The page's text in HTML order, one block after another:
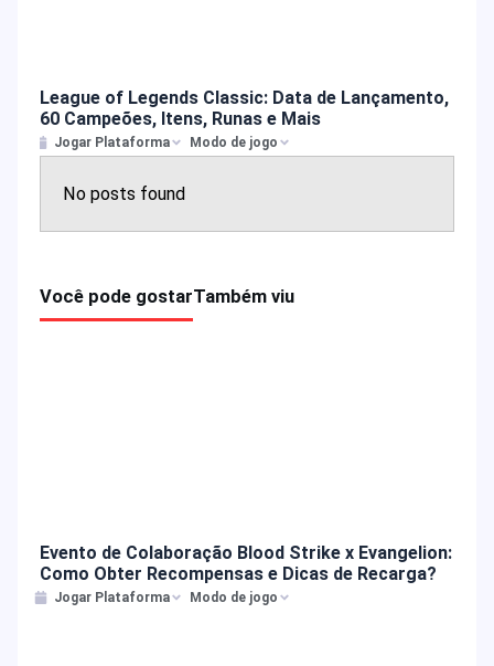
League of Legends Classic: Data de Lançamento,
60 Campeões, Itens, Runas e Mais
Jogar Plataforma Modo de jogo
No posts found
Você pode gostarTambém viu
Evento de Colaboração Blood Strike x Evangelion:
Como Obter Recompensas e Dicas de Recarga?
Jogar Plataforma Modo de jogo